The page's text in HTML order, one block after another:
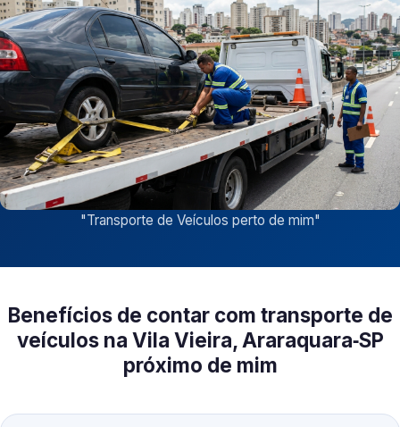
"Transporte de Veículos perto de mim"
Benefícios de contar com transporte de
veículos na Vila Vieira, Araraquara‑SP
próximo de mim